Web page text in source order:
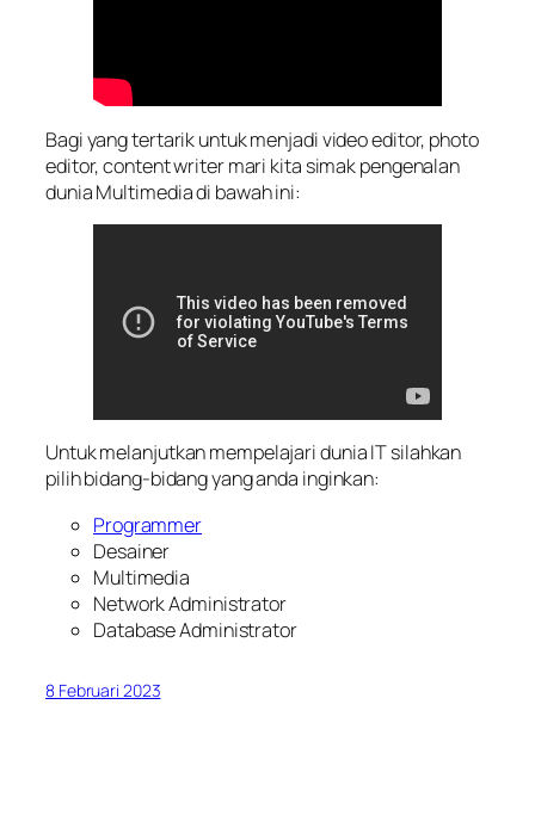
Bagi yang tertarik untuk menjadi video editor, photo
editor, content writer mari kita simak pengenalan
dunia Multimedia di bawah ini:
Untuk melanjutkan mempelajari dunia IT silahkan
pilih bidang-bidang yang anda inginkan:
Programmer
Desainer
Multimedia
Network Administrator
Database Administrator
8 Februari 2023